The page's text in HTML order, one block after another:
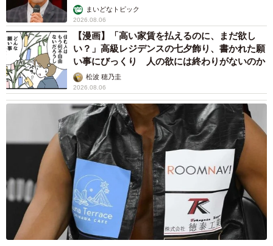
まいどなトピック
2026.08.06
【漫画】「高い家賃を払えるのに、まだ欲し
い？」高級レジデンスの七夕飾り、書かれた願
い事にびっくり 人の欲には終わりがないのか
松波 穂乃圭
2026.08.06